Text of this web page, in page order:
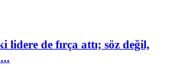
lidere de fırça attı; söz değil,